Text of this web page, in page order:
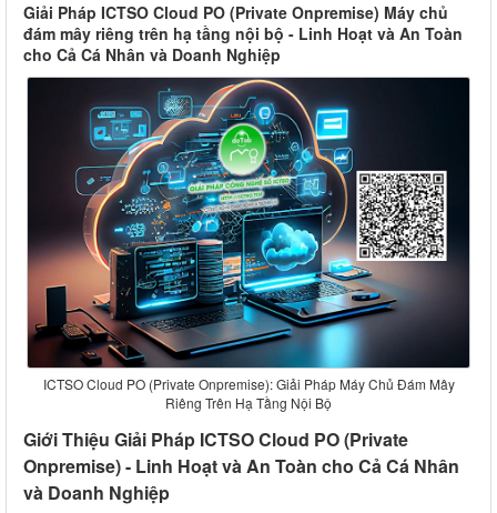
Giải Pháp ICTSO Cloud PO (Private Onpremise) Máy chủ
đám mây riêng trên hạ tầng nội bộ - Linh Hoạt và An Toàn
cho Cả Cá Nhân và Doanh Nghiệp
ICTSO Cloud PO (Private Onpremise): Giải Pháp Máy Chủ Đám Mây
Riêng Trên Hạ Tầng Nội Bộ
Giới Thiệu Giải Pháp ICTSO Cloud PO (Private
Onpremise) - Linh Hoạt và An Toàn cho Cả Cá Nhân
và Doanh Nghiệp